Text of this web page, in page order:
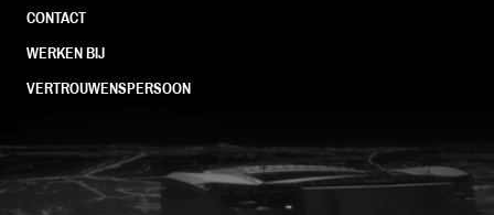
CONTACT
WERKEN BIJ
VERTROUWENSPERSOON
FC Utrecht<br>vanuit<br>het